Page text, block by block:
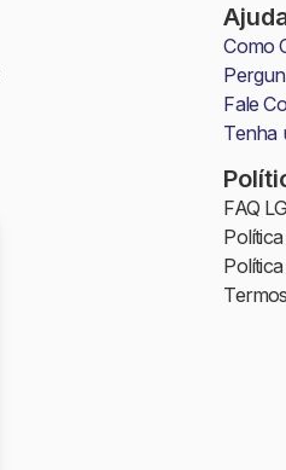
Como
Fale
Tenha
FAQ